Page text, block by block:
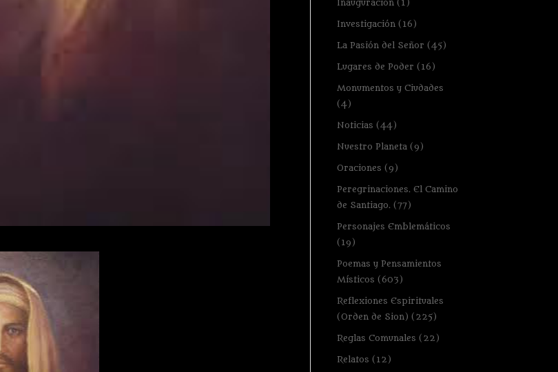
Inauguración (1)
Investigación (16)
La Pasión del Señor (45)
Lugares de Poder (16)
Monumentos y Ciudades
(4)
Noticias (44)
Nuestro Planeta (9)
Oraciones (9)
Peregrinaciones. El Camino
de Santiago. (77)
Personajes Emblemáticos
(19)
Poemas y Pensamientos
Místicos (603)
Reflexiones Espirituales
(Orden de Sion) (225)
Reglas Comunales (22)
Relatos (12)